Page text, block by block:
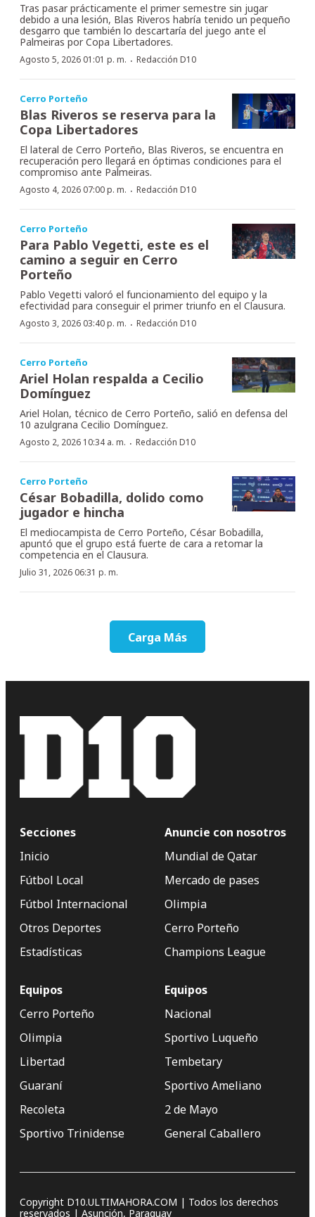
Tras pasar prácticamente el primer semestre sin jugar
debido a una lesión, Blas Riveros habría tenido un pequeño
desgarro que también lo descartaría del juego ante el
Palmeiras por Copa Libertadores.
Agosto 5, 2026 01:01 p. m. · Redacción D10
Cerro Porteño
Blas Riveros se reserva para la
Copa Libertadores
El lateral de Cerro Porteño, Blas Riveros, se encuentra en
recuperación pero llegará en óptimas condiciones para el
compromiso ante Palmeiras.
Agosto 4, 2026 07:00 p. m. · Redacción D10
Cerro Porteño
Para Pablo Vegetti, este es el
camino a seguir en Cerro
Porteño
Pablo Vegetti valoró el funcionamiento del equipo y la
efectividad para conseguir el primer triunfo en el Clausura.
Agosto 3, 2026 03:40 p. m. · Redacción D10
Cerro Porteño
Ariel Holan respalda a Cecilio
Domínguez
Ariel Holan, técnico de Cerro Porteño, salió en defensa del
10 azulgrana Cecilio Domínguez.
Agosto 2, 2026 10:34 a. m. · Redacción D10
Cerro Porteño
César Bobadilla, dolido como
jugador e hincha
El mediocampista de Cerro Porteño, César Bobadilla,
apuntó que el grupo está fuerte de cara a retomar la
competencia en el Clausura.
Julio 31, 2026 06:31 p. m.
Carga Más
Secciones
Inicio
Fútbol Local
Fútbol Internacional
Otros Deportes
Estadísticas
Anuncie con nosotros
Mundial de Qatar
Mercado de pases
Olimpia
Cerro Porteño
Champions League
Equipos
Cerro Porteño
Olimpia
Libertad
Guaraní
Recoleta
Sportivo Trinidense
Equipos
Nacional
Sportivo Luqueño
Tembetary
Sportivo Ameliano
2 de Mayo
General Caballero
Copyright D10.ULTIMAHORA.COM | Todos los derechos
reservados | Asunción, Paraguay